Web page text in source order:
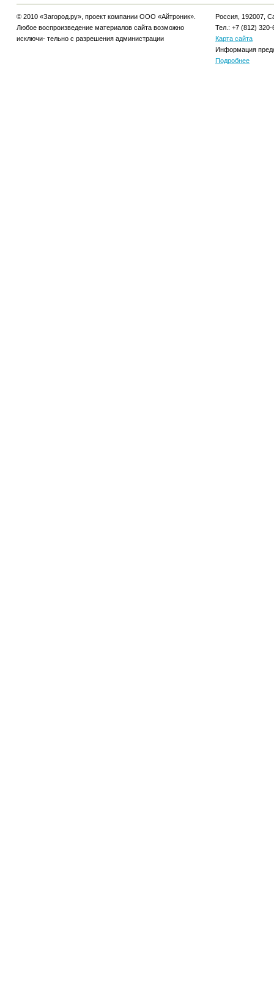
© 2010 «Загород.ру», проект компании ООО «Айтроник».
Любое воспроизведение материалов сайта возможно
исключи- тельно с разрешения администрации
Россия, 192007,
Тел.: +7 (812) 320-
Карта сайта
Информация
Подробнее